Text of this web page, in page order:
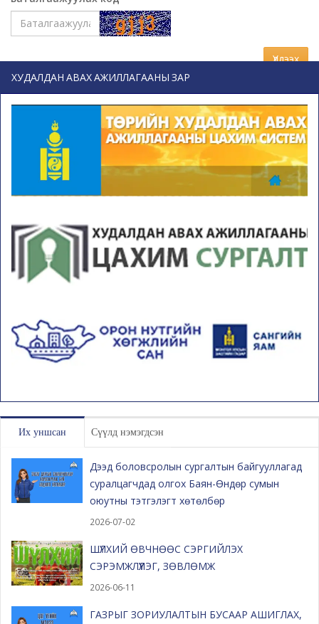
Үлдээх
ХУДАЛДАН АВАХ АЖИЛЛАГААНЫ ЗАР
Их уншсан Сүүлд нэмэгдсэн
Дээд боловсролын сургалтын байгууллагад
суралцагчдад олгох Баян-Өндөр сумын
оюутны тэтгэлэгт хөтөлбөр
2026-07-02
ШҮЛХИЙ ӨВЧНӨӨС СЭРГИЙЛЭХ
СЭРЭМЖЛҮҮЛЭГ, ЗӨВЛӨМЖ
2026-06-11
ГАЗРЫГ ЗОРИУЛАЛТЫН БУСААР АШИГЛАХ,